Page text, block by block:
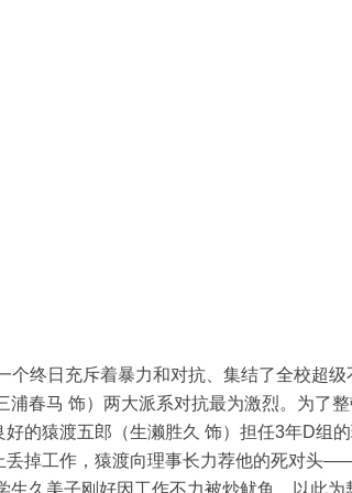
充斥着暴力和对抗、集结了全校超级
春马 饰）两大派系对抗最为激烈。为了
的猿渡五郎（生濑胜久 饰）担任3年D组
丢掉工作，猿渡向理事长力荐他的死对头
生久美子刚好因工作不力被炒鱿鱼，以此